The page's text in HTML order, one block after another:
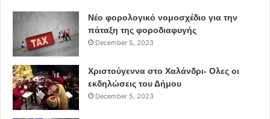
Νέο φορολογικό νομοσχέδιο για την
πάταξη της φοροδιαφυγής
December 5, 2023
Χριστούγεννα στο Χαλάνδρι- Ολες οι
εκδηλώσεις του Δήμου
December 5, 2023